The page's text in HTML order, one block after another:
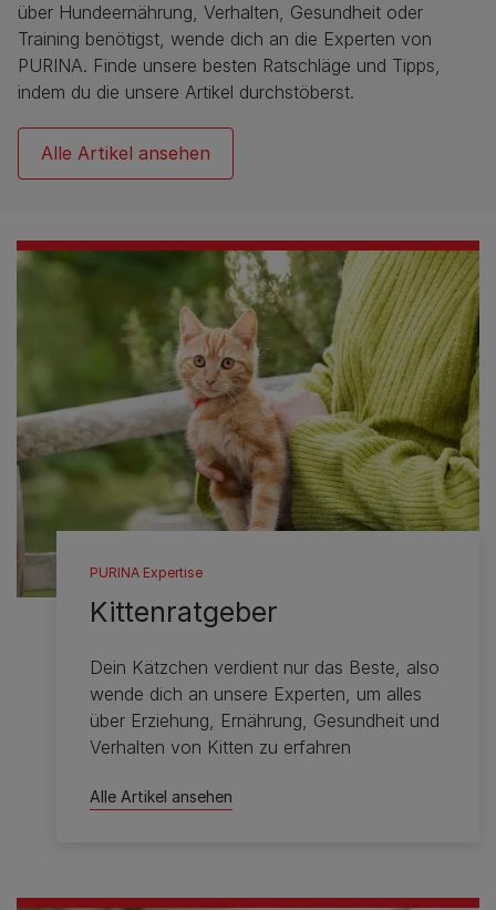
über Hundeernährung, Verhalten, Gesundheit oder
Training benötigst, wende dich an die Experten von
PURINA. Finde unsere besten Ratschläge und Tipps,
indem du die unsere Artikel durchstöberst.
Alle Artikel ansehen
PURINA Expertise
Kittenratgeber
Dein Kätzchen verdient nur das Beste, also
wende dich an unsere Experten, um alles
über Erziehung, Ernährung, Gesundheit und
Verhalten von Kitten zu erfahren
Alle Artikel ansehen